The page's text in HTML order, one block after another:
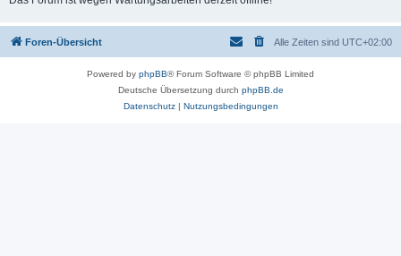
Foren-Übersicht Alle Zeiten sind UTC+02:00
Powered by phpBB® Forum Software © phpBB Limited
Deutsche Übersetzung durch phpBB.de
Datenschutz| Nutzungsbedingungen